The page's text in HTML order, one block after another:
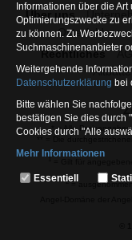
Über uns
Osterfeldsee
Rechtliches
* = Alle
2=
©
Informationen über die
Optimierungszwecke zu
zu können. Zu
Suchmaschinenanbieter
Weitergehende
Datenschutzerklärung bei
Bitte wählen Sie
bestätigen Sie dies durch
Cookies durch "Alle
Mehr Informationen
Essentiell
weshalb auf diese nicht
Essentiell